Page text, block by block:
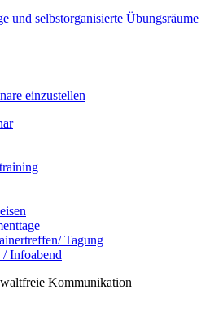
und selbstorganisierte Übungsräume
einzustellen
Tagung
Infoabend
Kommunikation